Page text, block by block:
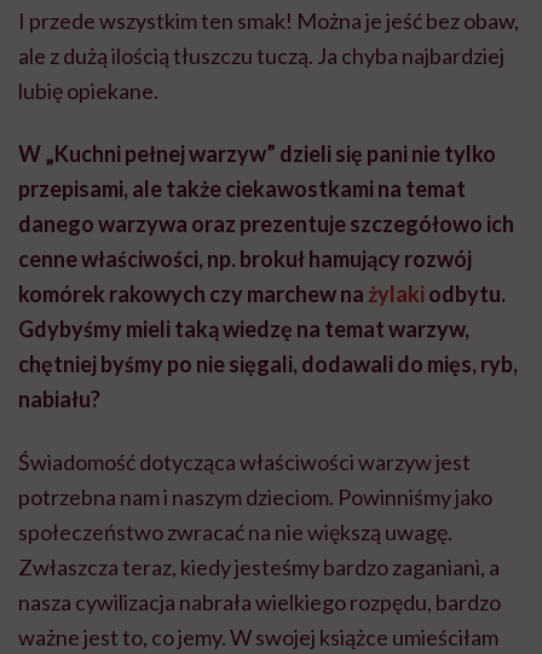
I przede wszystkim ten smak! Można je jeść bez obaw,
ale z dużą ilością tłuszczu tuczą. Ja chyba najbardziej
lubię opiekane.
W „Kuchni pełnej warzyw” dzieli się pani nie tylko
przepisami, ale także ciekawostkami na temat
danego warzywa oraz prezentuje szczegółowo ich
cenne właściwości, np. brokuł hamujący rozwój
komórek rakowych czy marchew na żylaki odbytu.
Gdybyśmy mieli taką wiedzę na temat warzyw,
chętniej byśmy po nie sięgali, dodawali do mięs, ryb,
nabiału?
Świadomość dotycząca właściwości warzyw jest
potrzebna nam i naszym dzieciom. Powinniśmy jako
społeczeństwo zwracać na nie większą uwagę.
Zwłaszcza teraz, kiedy jesteśmy bardzo zaganiani, a
nasza cywilizacja nabrała wielkiego rozpędu, bardzo
ważne jest to, co jemy. W swojej książce umieściłam